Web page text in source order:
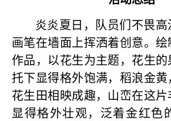
炎炎夏日，队员们不畏
画笔在墙面上挥洒着创意。
作品，以花生为主题，花生
托下显得格外饱满，稻浪金黄
花生田相映成趣，山峦在这片
显得格外壮观，泛着金红色